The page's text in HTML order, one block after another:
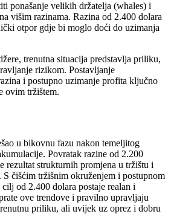
ponašanje velikih držatelja (whales) i
višim razinama. Razina od 2.400 dolara
otpor gdje bi moglo doći do uzimanja
trenutna situacija predstavlja priliku,
rizikom. Postavljanje
i postupno uzimanje profita ključno
ovim tržištem.
u bikovnu fazu nakon temeljitog
Povratak razine od 2.200
rezultat strukturnih promjena u tržištu i
S čišćim tržišnim okruženjem i postupnom
od 2.400 dolara postaje realan i
ove trendove i pravilno upravljaju
priliku, ali uvijek uz oprez i dobru